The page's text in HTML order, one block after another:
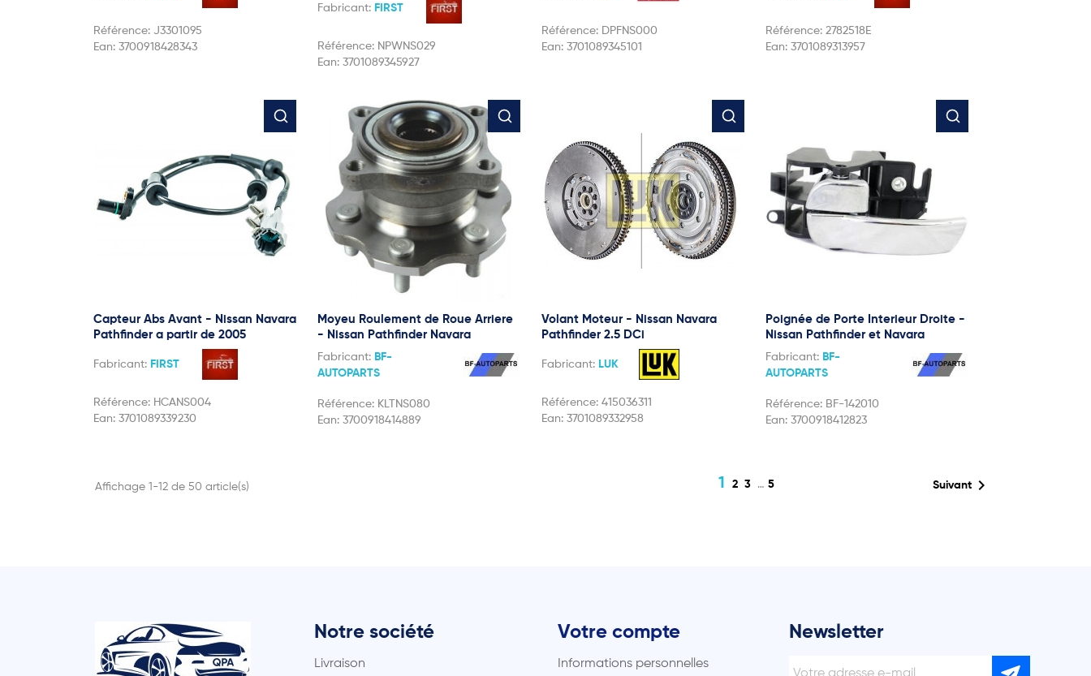
Référence: J3301095
Ean: 3700918428343
Fabricant: FIRST
Référence: NPWNS029
Ean: 3701089345927
Référence: DPFNS000
Ean: 3701089345101
Référence: 2782518E
Ean: 3701089313957
Capteur Abs Avant - Nissan Navara
Pathfinder a partir de 2005
Fabricant: FIRST
Référence: HCANS004
Ean: 3701089339230
Moyeu Roulement de Roue Arriere
- Nissan Pathfinder Navara
Fabricant: BF-
AUTOPARTS
Référence: KLTNS080
Ean: 3700918414889
Volant Moteur - Nissan Navara
Pathfinder 2.5 DCi
Fabricant: LUK
Référence: 415036311
Ean: 3701089332958
Poignée de Porte Interieur Droite -
Nissan Pathfinder et Navara
Fabricant: BF-
AUTOPARTS
Référence: BF-142010
Ean: 3700918412823
Affichage 1-12 de 50 article(s) 123 … 5 Suivant
Notre société
Livraison
Votre compte
Informations personnelles
Newsletter